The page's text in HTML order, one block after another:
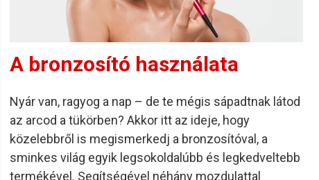
A bronzosító használata
Nyár van, ragyog a nap – de te mégis sápadtnak látod
az arcod a tükörben? Akkor itt az ideje, hogy
közelebbről is megismerkedj a bronzosítóval, a
sminkes világ egyik legsokoldalúbb és legkedveltebb
termékével. Segítségével néhány mozdulattal